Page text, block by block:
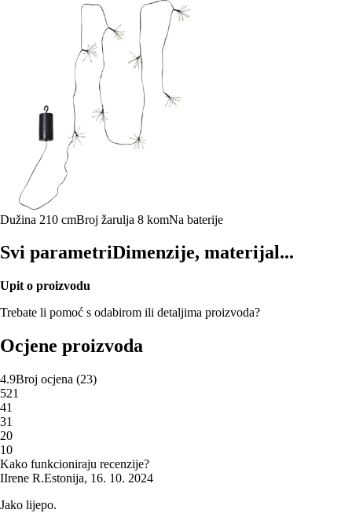
Dužina 210 cmBroj žarulja 8 komNa baterije
Svi parametriDimenzije, materijal...
Upit o proizvodu
Trebate li pomoć s odabirom ili detaljima proizvoda?
Ocjene proizvoda
4.9Broj ocjena (23)
521
41
31
20
10
Kako funkcioniraju recenzije?
IIrene R.Estonija, 16. 10. 2024
Jako lijepo.